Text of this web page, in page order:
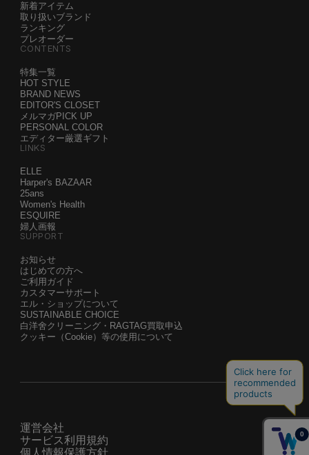
新着アイテム
取り扱いブランド
ランキング
プレオーダー
CONTENTS
特集一覧
HOT STYLE
BRAND NEWS
EDITOR'S CLOSET
メルマガPICK UP
PERSONAL COLOR
エディター厳選ギフト
LINKS
ELLE
Harper's BAZAAR
25ans
Women's Health
ESQUIRE
婦人画報
SUPPORT
お知らせ
はじめての方へ
ご利用ガイド
カスタマーサポート
エル・ショップについて
SUSTAINABLE CHOICE
白洋舍クリーニング・RAGTAG買取申込
クッキー（Cookie）等の使用について
運営会社
サービス利用規約